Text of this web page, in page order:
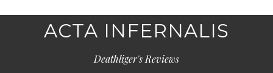
ACTA INFERNALIS
Deathliger's Reviews